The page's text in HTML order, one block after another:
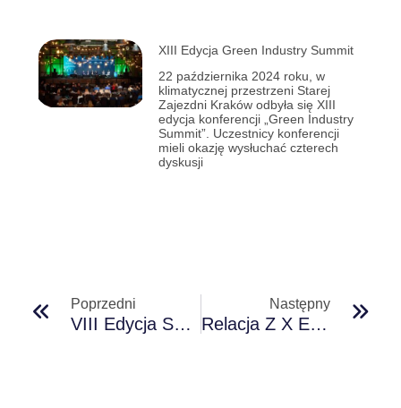
XIII Edycja Green Industry Summit
22 października 2024 roku, w
klimatycznej przestrzeni Starej
Zajezdni Kraków odbyła się XIII
edycja konferencji „Green Industry
Summit”. Uczestnicy konferencji
mieli okazję wysłuchać czterech
dyskusji
Poprzedni
VIII Edycja Sustainable Economy Summit
Następny
Relacja Z X Edycji Executive Innovation Forum!